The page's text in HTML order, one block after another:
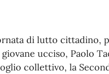
di lutto cittadino,
ucciso, Paolo
collettivo, la